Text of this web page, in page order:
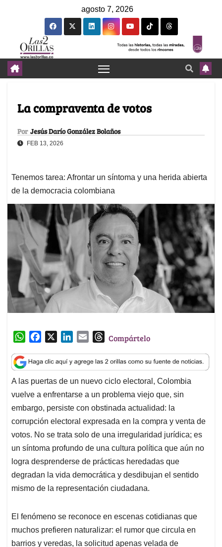
agosto 7, 2026
La compraventa de votos
Por Jesús Darío González Bolaños
FEB 13, 2026
Tenemos tarea: Afrontar un síntoma y una herida abierta
de la democracia colombiana
W
a
t
s
A
p
p
c
e
b
o
o
k
n
k
e
d
I
n
a
i
l
T
r
e
a
d
s
Compártelo
A las puertas de un nuevo ciclo electoral, Colombia
vuelve a enfrentarse a un problema viejo que, sin
embargo, persiste con obstinada actualidad: la
corrupción electoral expresada en la compra y venta de
votos. No se trata solo de una irregularidad jurídica; es
un síntoma profundo de una cultura política que aún no
logra desprenderse de prácticas heredadas que
degradan la vida democrática y desdibujan el sentido
mismo de la representación ciudadana.
El fenómeno se reconoce en escenas cotidianas que
muchos prefieren naturalizar: el rumor que circula en
barrios y veredas, la solicitud apenas velada de